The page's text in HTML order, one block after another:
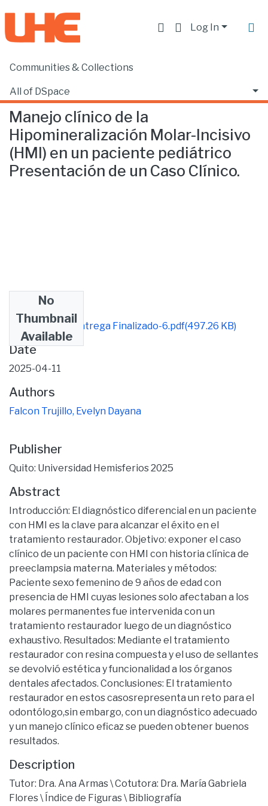
Log In
Communities & Collections
All of DSpace
Statistics
Home
Manejo clínico de la
Hipomineralización Molar-Incisivo
(HMI) en un paciente pediátrico
Presentación de un Caso Clínico.
No
Thumbnail
Available
Evelyn Falcon Entrega Finalizado-6.pdf(497.26 KB)
Date
2025-04-11
Authors
Falcon Trujillo, Evelyn Dayana
Publisher
Quito: Universidad Hemisferios 2025
Abstract
Introducción: El diagnóstico diferencial en un paciente
con HMI es la clave para alcanzar el éxito en el
tratamiento restaurador. Objetivo: exponer el caso
clínico de un paciente con HMI con historia clínica de
preeclampsia materna. Materiales y métodos:
Paciente sexo femenino de 9 años de edad con
presencia de HMI cuyas lesiones solo afectaban a los
molares permanentes fue intervenida con un
tratamiento restaurador luego de un diagnóstico
exhaustivo. Resultados: Mediante el tratamiento
restaurador con resina compuesta y el uso de sellantes
se devolvió estética y funcionalidad a los órganos
dentales afectados. Conclusiones: El tratamiento
restaurador en estos casosrepresenta un reto para el
odontólogo,sin embargo, con un diagnóstico adecuado
y un manejo clínico eficaz se pueden obtener buenos
resultados.
Description
Tutor: Dra. Ana Armas \ Cotutora: Dra. María Gabriela
Flores \ Índice de Figuras \ Bibliografía